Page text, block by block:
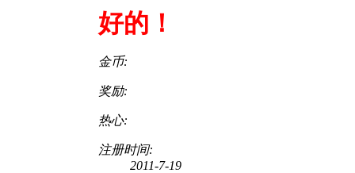
好的！
金币:
奖励:
热心:
注册时间:
2011-7-19